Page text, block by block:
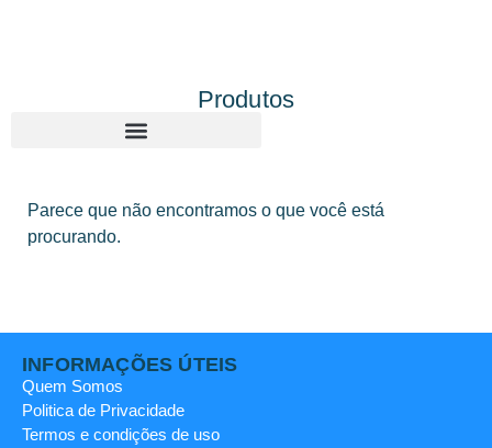
Produtos
Parece que não encontramos o que você está
procurando.
INFORMAÇÕES ÚTEIS
Quem Somos
Politica de Privacidade
Termos e condições de uso